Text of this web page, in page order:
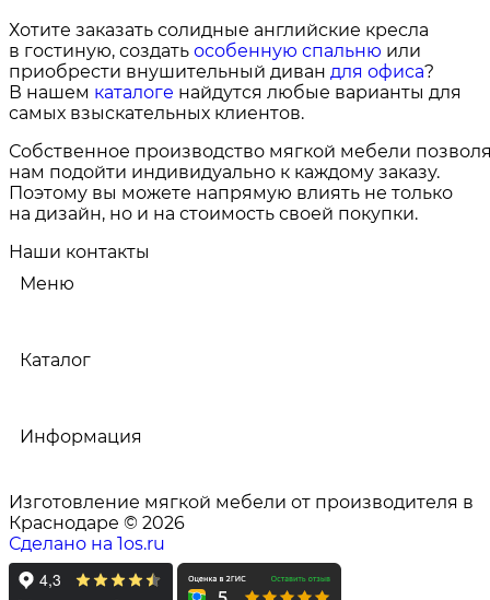
Хотите заказать солидные английские кресла
в гостиную, создать особенную спальню или
приобрести внушительный диван для офиса?
В нашем каталоге найдутся любые варианты для
самых взыскательных клиентов.
Собственное производство мягкой мебели
нам подойти индивидуально к каждому заказу.
Поэтому вы можете напрямую влиять не только
на дизайн, но и на стоимость своей покупки.
Наши контакты
Меню
Каталог
Информация
Изготовление мягкой мебели от производителя в
Краснодаре © 2026
Сделано на 1os.ru